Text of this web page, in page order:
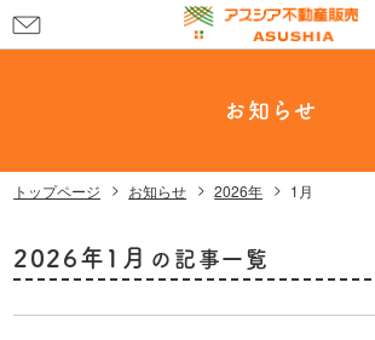
問
せ
お知らせ
トップページ お知らせ 2026年 1月
2026年1月 の記事一覧